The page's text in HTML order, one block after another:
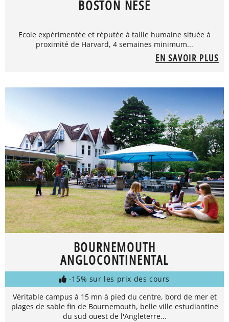
BOSTON NESE
Ecole expérimentée et réputée à taille humaine située à
proximité de Harvard, 4 semaines minimum...
EN SAVOIR PLUS
BOURNEMOUTH
ANGLOCONTINENTAL
-15% sur les prix des cours
Véritable campus à 15 mn à pied du centre, bord de mer et
plages de sable fin de Bournemouth, belle ville estudiantine
du sud ouest de l'Angleterre...